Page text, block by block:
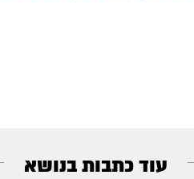
עוד כתבות בנושא